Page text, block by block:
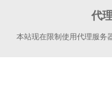
代
本站现在限制使用代理服务